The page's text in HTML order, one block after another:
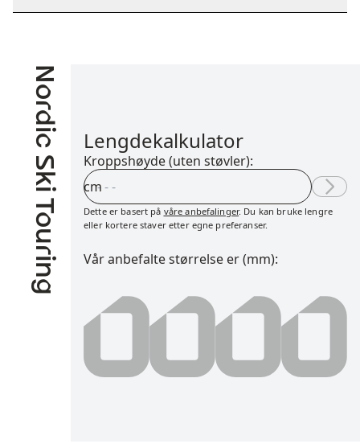
Nordic Ski Touring Lengdekalkulator
Kroppshøyde (uten støvler):
cm
Dette er basert på våre anbefalinger. Du kan bruke lengre
eller kortere staver etter egne preferanser.
Vår anbefalte størrelse er (mm):
0000 millimeter